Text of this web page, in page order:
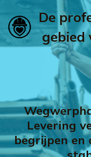
De
gebied
Levering
begrijpen en